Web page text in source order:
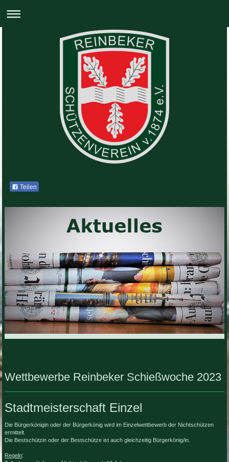
Teilen
Wettbewerbe Reinbeker Schießwoche 2023
Stadtmeisterschaft Einzel
Die Bürgerkönigin oder der Bürgerkönig wird im Einzelwettbewerb der Nichtschützen
ermittelt.
Die Bestschützin oder der Bestschütze ist auch gleichzeitig Bürgerkönig/in.
Regeln: